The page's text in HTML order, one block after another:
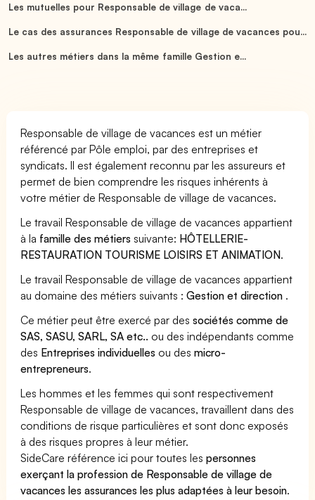
Les mutuelles pour Responsable de village de vaca...
Le cas des assurances Responsable de village de vacances pou...
Les autres métiers dans la même famille Gestion e...
Responsable de village de vacances est un métier
référencé par Pôle emploi, par des entreprises et
syndicats. Il est également reconnu par les assureurs et
permet de bien comprendre les risques inhérents à
votre métier de Responsable de village de vacances.
Le travail Responsable de village de vacances appartient
à la famille des métiers suivante: HÔTELLERIE-
RESTAURATION TOURISME LOISIRS ET ANIMATION.
Le travail Responsable de village de vacances appartient
au domaine des métiers suivants :Gestion et direction .
Ce métier peut être exercé par dessociétés comme de
SAS, SASU, SARL, SA etc.. ou des indépendants comme
des Entreprises individuelles ou desmicro-
entrepreneurs.
Les hommes et les femmes qui sont respectivement
Responsable de village de vacances, travaillent dans des
conditions de risque particulières et sont donc exposés
à des risques propres à leur métier.
SideCare référence ici pour toutes lespersonnes
exerçant la profession de Responsable de village de
vacances les assurances les plus adaptées à leur besoin.